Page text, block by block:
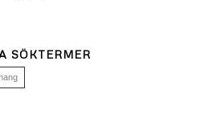
SÖKTERMER